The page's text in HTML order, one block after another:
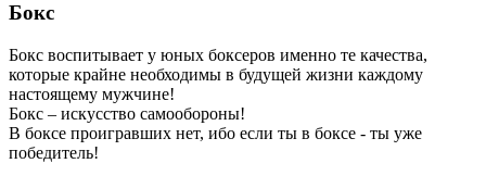
Бокс
Бокс воспитывает у юных боксеров именно те качества,
которые крайне необходимы в будущей жизни каждому
настоящему мужчине!
Бокс – искусство самообороны!
В боксе проигравших нет, ибо если ты в боксе - ты уже
победитель!